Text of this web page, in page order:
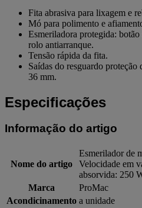
Fita abrasiva para lixagem e
Mó para polimento e
Esmeriladora protegida:
rolo antiarranque.
Tensão rápida da fita.
Saídas do resguardo
36 mm.
Especificações
Informação do artigo
Nome do artigo
Esmerilador de
Velocidade em
absorvida: 250
Marca
ProMac
Acondicinamento a unidade